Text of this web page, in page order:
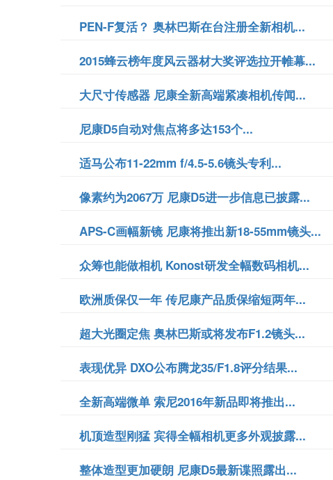
PEN-F复活？ 奥林巴斯在台注册全新相机...
2015蜂云榜年度风云器材大奖评选拉开帷幕...
大尺寸传感器 尼康全新高端紧凑相机传闻...
尼康D5自动对焦点将多达153个...
适马公布11-22mm f/4.5-5.6镜头专利...
像素约为2067万 尼康D5进一步信息已披露...
APS-C画幅新镜 尼康将推出新18-55mm镜头...
众筹也能做相机 Konost研发全幅数码相机...
欧洲质保仅一年 传尼康产品质保缩短两年...
超大光圈定焦 奥林巴斯或将发布F1.2镜头...
表现优异 DXO公布腾龙35/F1.8评分结果...
全新高端微单 索尼2016年新品即将推出...
机顶造型刚猛 宾得全幅相机更多外观披露...
整体造型更加硬朗 尼康D5最新谍照露出...